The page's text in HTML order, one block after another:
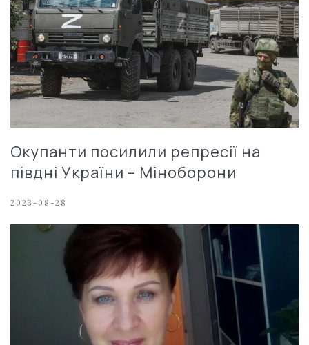
Окупанти посилили репресії на
півдні України – Міноборони
2023-08-28